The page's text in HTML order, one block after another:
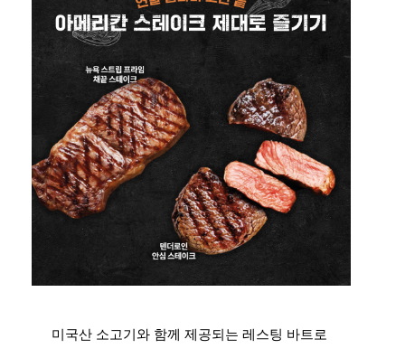
미국산 소고기와 함께 제공되는 레스팅 바트로 ​